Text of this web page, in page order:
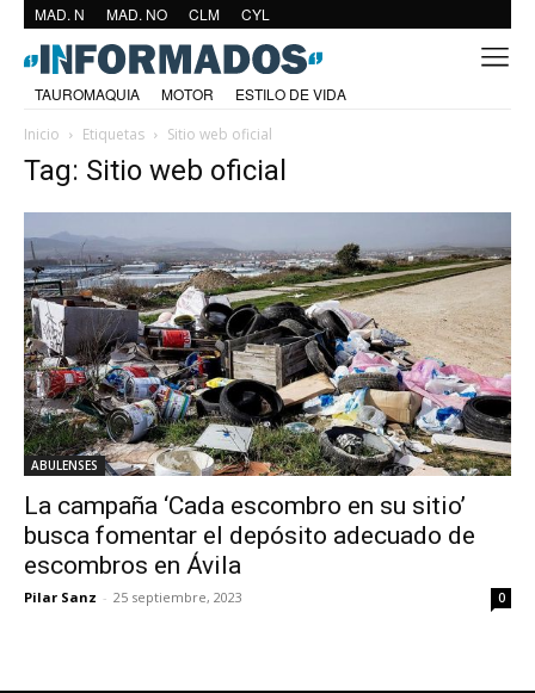
MAD. N MAD. NO CLM CYL
TAUROMAQUIA MOTOR
ESTILO DE VIDA
Inicio
Etiquetas Sitio web oficial
Tag: Sitio web oficial
ABULENSES
La campaña ‘Cada escombro en su sitio’
busca fomentar el depósito adecuado de
escombros en Ávila
Pilar Sanz - 25 septiembre, 2023 0